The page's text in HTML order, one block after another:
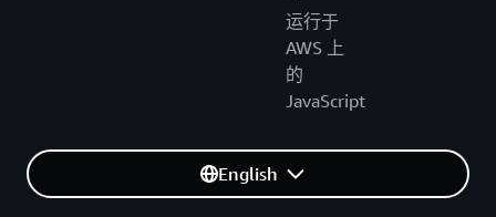
运行于
AWS 上
的
JavaScript
English